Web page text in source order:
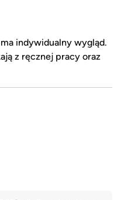
indywidualny wygląd.
z ręcznej pracy oraz